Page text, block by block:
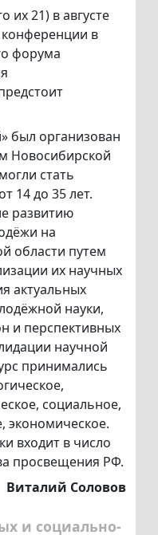
их 21) в августе
в
форума
был организован
Новосибирской
стать
14 до 35 лет.
развитию
на
области путем
их научных
актуальных
науки,
и перспективных
научной
принимались
социальное,
экономическое.
входит в число
просвещения РФ.
Виталий Соловов
и социально-